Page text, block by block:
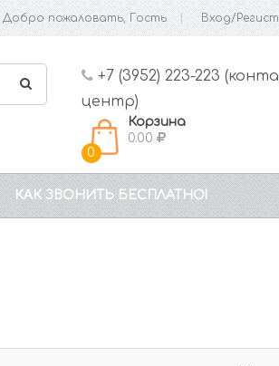
Добро пожаловать, Гость Вход/
+7 (3952) 223-223
центр)
0
Корзина
0.00
КАК ЗВОНИТЬ БЕСПЛАТНО!